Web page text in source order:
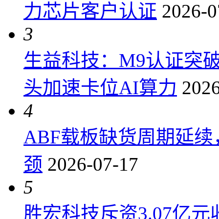
力芯片客户认证 2026-
3
生益科技：M9认证突
头加速卡位AI算力
4
ABF载板缺货周期延
颈 2026-07-17
5
胜宏科技斥资3.07亿